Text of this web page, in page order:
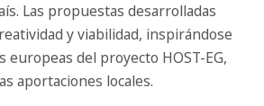
Las propuestas desarrolladas
y viabilidad, inspirándose
europeas del proyecto HOST-EG,
aportaciones locales.